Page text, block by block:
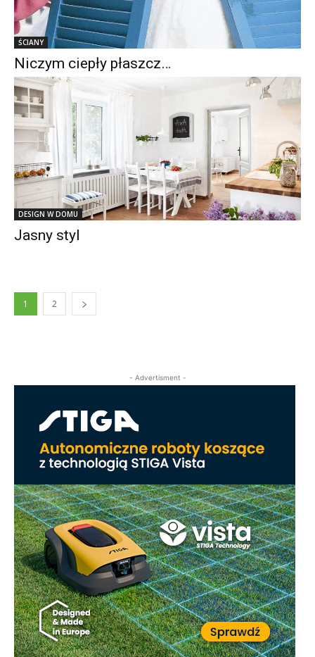
ŚCIANY
Niczym ciepły płaszcz…
DESIGN W DOMU
Jasny styl
1 2
- Advertisment -